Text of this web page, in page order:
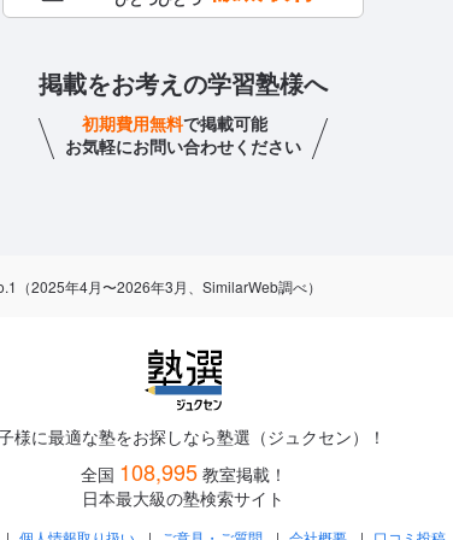
掲載をお考えの学習塾様へ
初期費用無料で掲載可能
お気軽にお問い合わせください
2025年4月〜2026年3月、SimilarWeb調べ）
様に最適な塾をお探しなら塾選（ジュクセン）！
全国 108,995 教室掲載！
日本最大級の塾検索サイト